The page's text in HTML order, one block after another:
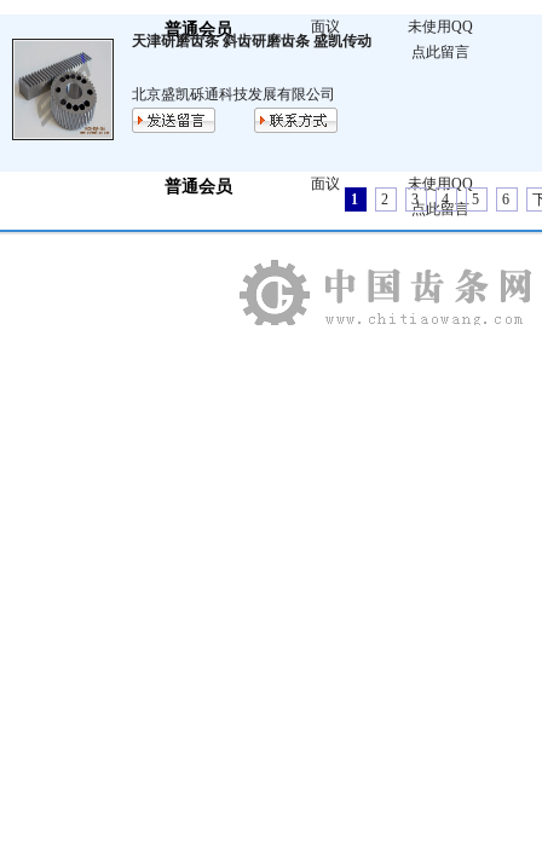
普通会员 面议
未使用QQ
点此留言
天津研磨齿条 斜齿研磨齿条 盛凯传动
北京盛凯砾通科技发展有限公司
普通会员 面议
未使用QQ
点此留言
1 2 3 4 5 6